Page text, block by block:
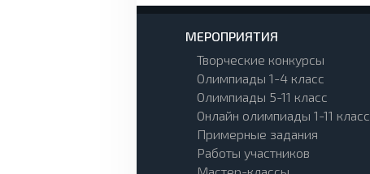
МЕРОПРИЯТИЯ
Творческие конкурсы
Олимпиады 1-4 класс
Олимпиады 5-11 класс
Онлайн олимпиады 1-11 класс
Примерные задания
Работы участников